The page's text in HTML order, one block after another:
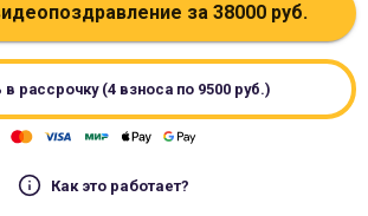
за 38000руб.
в рассрочку (4 взноса по 9500 руб.)
Как это работает?